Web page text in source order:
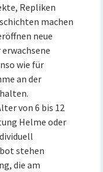
Repliken
machen
neue
wie für
an der
von 6 bis 12
Helme oder
stehen
die am